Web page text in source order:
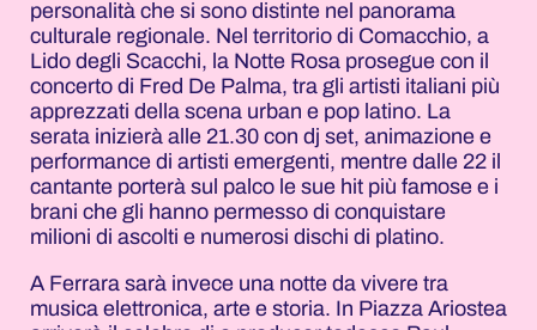
personalità che si sono distinte nel panorama
culturale regionale. Nel territorio di Comacchio, a
Lido degli Scacchi, la Notte Rosa prosegue con il
concerto di Fred De Palma, tra gli artisti italiani più
apprezzati della scena urban e pop latino. La
serata inizierà alle 21.30 con dj set, animazione e
performance di artisti emergenti, mentre dalle 22 il
cantante porterà sul palco le sue hit più famose e i
brani che gli hanno permesso di conquistare
milioni di ascolti e numerosi dischi di platino.
A Ferrara sarà invece una notte da vivere tra
musica elettronica, arte e storia. In Piazza Ariostea